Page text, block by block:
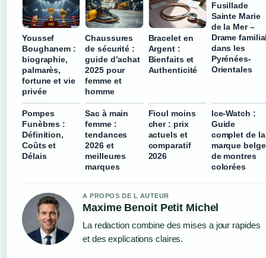
Youssef
Boughanem :
biographie,
palmarès,
fortune et vie
privée
Chaussures
de sécurité :
guide d’achat
2025 pour
femme et
homme
Bracelet en
Argent :
Bienfaits et
Authenticité
Fusillade
Sainte Marie
de la Mer –
Drame
dans les
Pyrénées-
Orientales
Pompes
Funèbres :
Définition,
Coûts et
Délais
Sac à main
femme :
tendances
2026 et
meilleures
marques
Fioul moins
cher : prix
actuels et
comparatif
2026
Ice-Watch :
Guide
complet de la
marque belge
de montres
colorées
A PROPOS DE L AUTEUR
Maxime Benoit Petit Michel
La redaction combine des mises a jour rapides
et des explications claires.